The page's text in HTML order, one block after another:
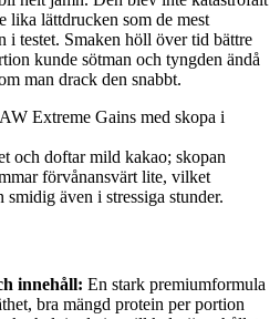
lika lättdrucken som de mest
i testet. Smaken höll över tid bättre
kunde sötman och tyngden ändå
man drack den snabbt.
och doftar mild kakao; skopan
förvånansvärt lite, vilket
även i stressiga stunder.
innehåll: En stark premiumformula
bra mängd protein per portion